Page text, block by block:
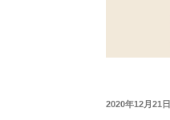
2020年12月21日